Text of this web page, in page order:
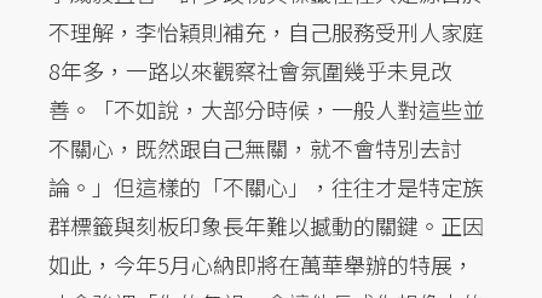
不理解，李怡穎則補充，自己服務受刑人家庭
8年多，一路以來觀察社會氛圍幾乎未見改
善。「不如說，大部分時候，一般人對這些並
不關心，既然跟自己無關，就不會特別去討
論。」但這樣的「不關心」，往往才是特定族
群標籤與刻板印象長年難以撼動的關鍵。正因
如此，今年5月心納即將在萬華舉辦的特展，